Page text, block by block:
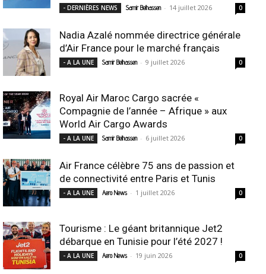
- DERNIÈRES NEWS Samir Belhassen - 14 juillet 2026 0
Nadia Azalé nommée directrice générale
d’Air France pour le marché français
- A LA UNE Samir Belhassen - 9 juillet 2026 0
Royal Air Maroc Cargo sacrée «
Compagnie de l’année – Afrique » aux
World Air Cargo Awards
- A LA UNE Samir Belhassen - 6 juillet 2026 0
Air France célèbre 75 ans de passion et
de connectivité entre Paris et Tunis
- A LA UNE Aero News - 1 juillet 2026 0
Tourisme : Le géant britannique Jet2
débarque en Tunisie pour l’été 2027 !
- A LA UNE Aero News - 19 juin 2026 0